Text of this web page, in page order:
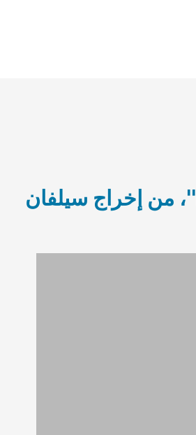
سينما ولقاء: "Marcel et Monsieur Pagnol"، من إخراج سيلفان